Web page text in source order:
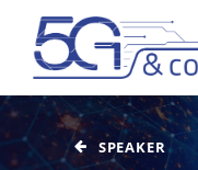
SPEAKER